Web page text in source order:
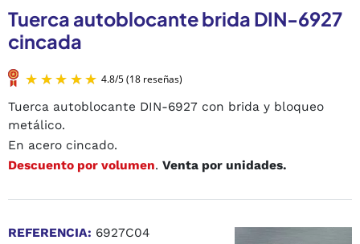
Tuerca autoblocante brida DIN-6927
cincada
Tuerca autoblocante DIN-6927 con brida y bloqueo
metálico.
En acero cincado.
Descuento por volumen. Venta por unidades.
REFERENCIA: 6927C04